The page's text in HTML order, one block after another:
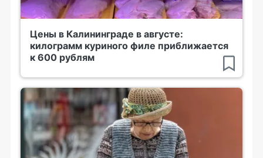
Цены в Калининграде в августе:
килограмм куриного филе приближается
к 600 рублям